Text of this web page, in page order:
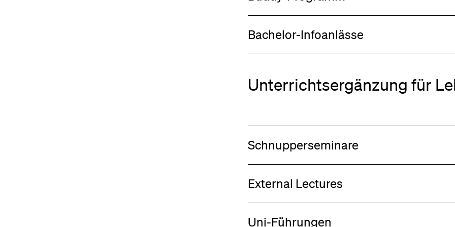
Bachelor-Infoanlässe
Unterrichtsergänzung für
Schnupperseminare
External Lectures
Uni-Führungen